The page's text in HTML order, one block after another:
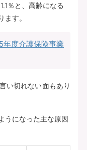
％と、高齢になる
す。
年度介護保険事業
い切れない面もあり
うになった主な原因